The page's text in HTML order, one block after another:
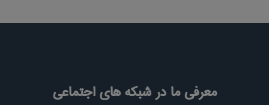
معرفی ما در شبکه های اجتماعی